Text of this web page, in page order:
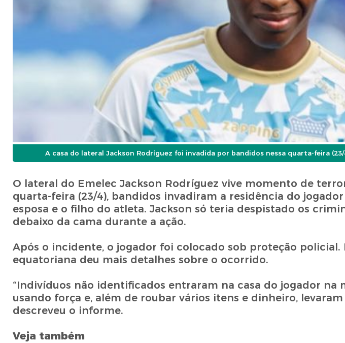
A casa do lateral Jackson Rodríguez foi invadida por bandidos nessa quarta-feira
O lateral do Emelec Jackson Rodríguez vive momento de
quarta-feira (23/4), bandidos invadiram a residência do
esposa e o filho do atleta. Jackson só teria despistado os
debaixo da cama durante a ação.
Após o incidente, o jogador foi colocado sob proteção
equatoriana deu mais detalhes sobre o ocorrido.
“Indivíduos não identificados entraram na casa do jogador na
usando força e, além de roubar vários itens e dinheiro,
descreveu o informe.
Veja também